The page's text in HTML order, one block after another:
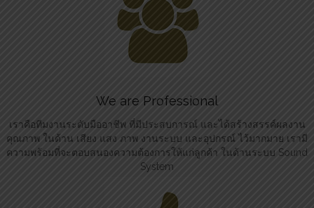
We are Professional
เราคือทีมงานระดับมืออาชีพ ที่มีประสบการณ์ และได้สร้างสรรค์ผลงาน
คุณภาพ ในด้าน เสียง แสง ภาพ งานระบบ และอุปกรณ์ ไว้มากมาย เรามี
ความพร้อมที่จะตอบสนองความต้องการให้แก่ลูกค้า ในด้านระบบ Sound
System